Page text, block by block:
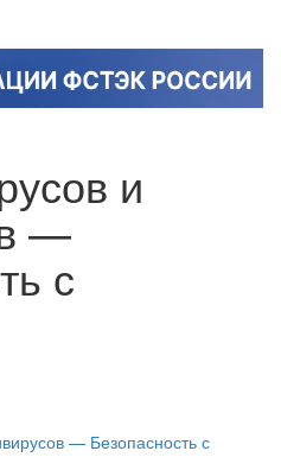
и
—
с
— Безопасность с